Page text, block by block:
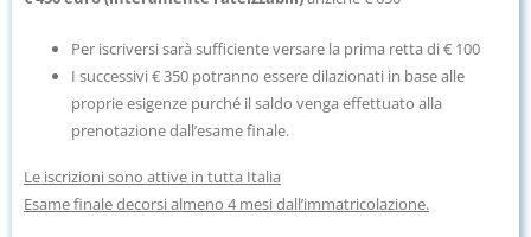
Per iscriversi sarà sufficiente versare la prima retta di € 100
I successivi € 350 potranno essere dilazionati in base alle
proprie esigenze purché il saldo venga effettuato alla
prenotazione dall’esame finale.
Le iscrizioni sono attive in tutta Italia
Esame finale decorsi almeno 4 mesi dall’immatricolazione.